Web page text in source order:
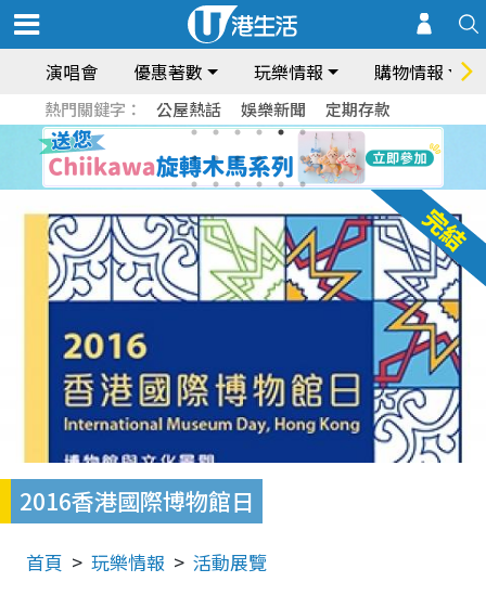
演唱會 優惠著數 玩樂情報 購物情報
熱門關鍵字： 公屋熱話 娛樂新聞 定期存款
2016香港國際博物館日
首頁 玩樂情報 活動展覽